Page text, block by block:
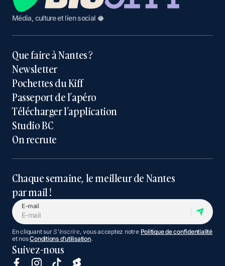
Média, culture et lien social 🥥
Que faire à Nantes ?
Newsletter
Pochettes du Kiff
Passeport de l’apéro
Télécharger l’application
Studio BC
On recrute
Chaque semaine, le meilleur de Nantes
par mail !
E-mail
En cliquant surS'inscrire, vous acceptez notre Politique de confidentialité
et nosConditions d’utilisation.
Suivez-nous